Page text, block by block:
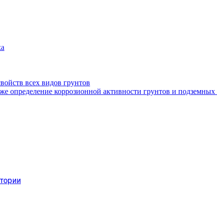
всех видов грунтов
определение коррозионной активности грунтов и подземных